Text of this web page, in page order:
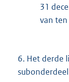
31
van
6. Het derde